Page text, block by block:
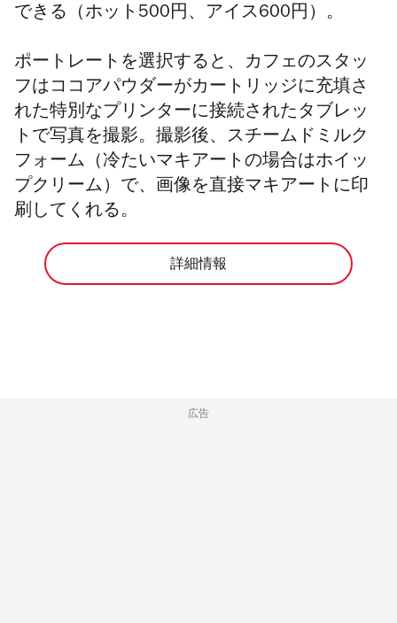
できる（ホット500円、アイス600円）。
ポートレートを選択すると、カフェのスタッ
フはココアパウダーがカートリッジに充填さ
れた特別なプリンターに接続されたタブレッ
トで写真を撮影。撮影後、スチームドミルク
フォーム（冷たいマキアートの場合はホイッ
プクリーム）で、画像を直接マキアートに印
刷してくれる。
詳細情報
広告